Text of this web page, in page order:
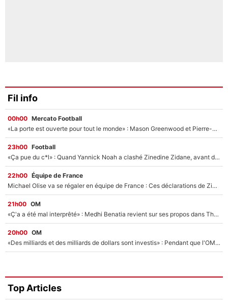
Fil info
00h00 Mercato Football
«La porte est ouverte pour tout le monde» : Mason Greenwood et Pierre-Emerick Aubameyang ont quitté l'OM, Amine Gouiri balance sur la suite du mercato et sur la réaction du vestiaire !
23h00 Football
«Ça pue du c*l» : Quand Yannick Noah a clashé Zinedine Zidane, avant de se faire recadrer par le nouveau sélectionneur de l'équipe de France !
22h00 Équipe de France
Michael Olise va se régaler en équipe de France : Ces déclarations de Zinedine Zidane qui prouvent qu'il va tout miser sur la star du Bayern Munich !
21h00 OM
«Ç'a a été mal interprêté» : Medhi Benatia revient sur ses propos dans The Bridge et précise ses conditions pour rejoindre le PSG !
20h00 OM
«Des milliards et des milliards de dollars sont investis» : Pendant que l'OM est en pleine crise financière, Frank McCourt lance un nouveau projet à 260M€ !
Top Articles